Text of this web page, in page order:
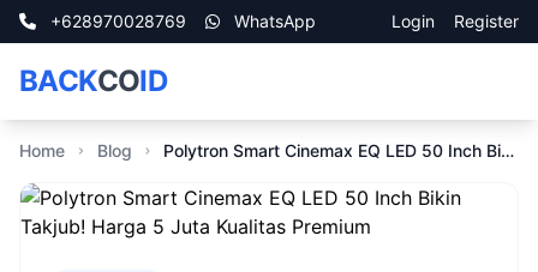
+628970028769 WhatsApp Login Register
BACKCOID
Home Blog Polytron Smart Cinemax EQ LED 50 Inch Bikin Takjub! Harga 5 Juta Kualitas Premium